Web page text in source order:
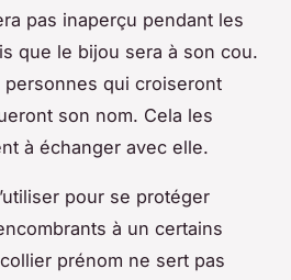
pas inaperçu pendant les
que le bijou sera à son cou.
qui croiseront
son nom. Cela les
à échanger avec elle.
pour se protéger
à un certains
prénom ne sert pas